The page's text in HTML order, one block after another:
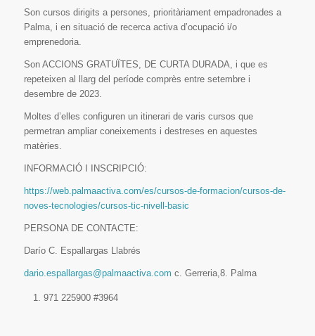
Son cursos dirigits a persones, prioritàriament empadronades a
Palma, i en situació de recerca activa d’ocupació i/o
emprenedoria.
Son ACCIONS GRATUÏTES, DE CURTA DURADA, i que es
repeteixen al llarg del període comprès entre setembre i
desembre de 2023.
Moltes d’elles configuren un itinerari de varis cursos que
permetran ampliar coneixements i destreses en aquestes
matèries.
INFORMACIÓ I INSCRIPCIÓ:
https://web.palmaactiva.com/es/cursos-de-formacion/cursos-de-
noves-tecnologies/cursos-tic-nivell-basic
PERSONA DE CONTACTE:
Darío C. Espallargas Llabrés
dario.espallargas@palmaactiva.com c. Gerreria,8. Palma
971 225900 #3964